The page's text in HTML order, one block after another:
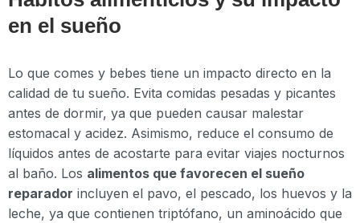
en el sueño
Lo que comes y bebes tiene un impacto directo en la
calidad de tu sueño. Evita comidas pesadas y picantes
antes de dormir, ya que pueden causar malestar
estomacal y acidez. Asimismo, reduce el consumo de
líquidos antes de acostarte para evitar viajes nocturnos
al baño. Los alimentos que favorecen el sueño
reparador incluyen el pavo, el pescado, los huevos y la
leche, ya que contienen triptófano, un aminoácido que